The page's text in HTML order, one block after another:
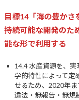
目標14「海の豊かさ
持続可能な開発のた
能な形で利用する
14.4 水産資源を、
学的特性によって定
せるため、2020年
違法・無報告・無規